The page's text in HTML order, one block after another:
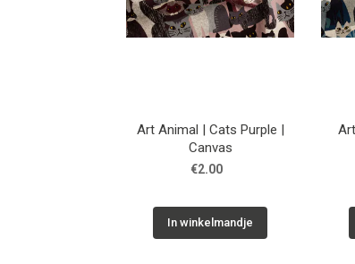
Art Animal | Cats Purple |
Canvas
€2.00
In winkelmandje